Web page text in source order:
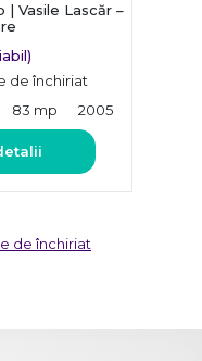
Vasile Lascăr –
de închiriat
83 mp 2005
de închiriat